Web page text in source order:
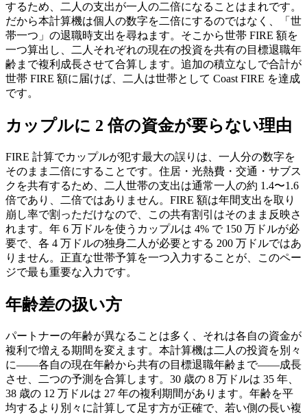
するため、二人の支出が一人の二倍になることはまれです。
だから本計算機は個人の数字を二倍にするのではなく、「世
帯一つ」の退職時支出を尋ねます。そこから世帯 FIRE 額を
一つ算出し、二人それぞれの現在の投資を共有の目標退職年
齢まで複利成長させて合算します。追加の積立なしで合計が
世帯 FIRE 額に届けば、二人は世帯として Coast FIRE を達成
です。
カップルに 2 倍の資金が要らない理由
FIRE 計算でカップルが犯す最大の誤りは、一人分の数字を
そのまま二倍にすることです。住居・光熱費・交通・サブス
クを共有するため、二人世帯の支出は通常一人の約 1.4〜1.6
倍であり、二倍ではありません。FIRE 額は年間支出を取り
崩し率で割っただけなので、この共有割引はそのまま反映さ
れます。年 6 万ドルを使うカップルは 4% で 150 万ドルが必
要で、各 4 万ドルの独身二人が必要とする 200 万ドルではあ
りません。正直な世帯予算を一つ入力することが、このペー
ジで最も重要な入力です。
年齢差の扱い方
パートナーの年齢が異なることは多く、それは各自の資金が
複利で増える期間を変えます。本計算機は二人の投資を別々
に——各自の現在年齢から共有の目標退職年齢まで——成長
させ、二つの予測を合算します。30 歳の 8 万ドルは 35 年、
38 歳の 12 万ドルは 27 年の複利期間があります。年齢を平
均するより別々に計算して足す方が正確で、若い側の長い複